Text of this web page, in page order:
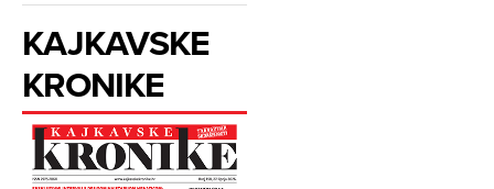
KAJKAVSKE
KRONIKE